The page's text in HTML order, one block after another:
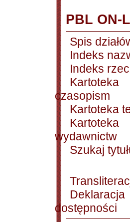
PBL ON-
Spis
Indeks
Indeks
Kartoteka
czasopism
Kartoteka
Kartoteka
wydawnictw
Szukaj
Deklaracja
dostępności